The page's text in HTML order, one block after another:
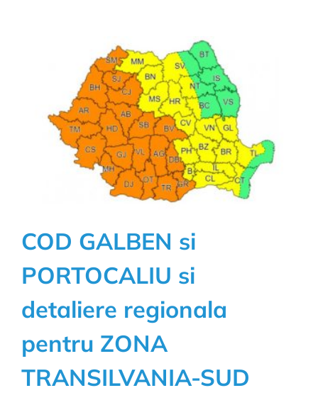
COD GALBEN si
PORTOCALIU si
detaliere regionala
pentru ZONA
TRANSILVANIA-SUD